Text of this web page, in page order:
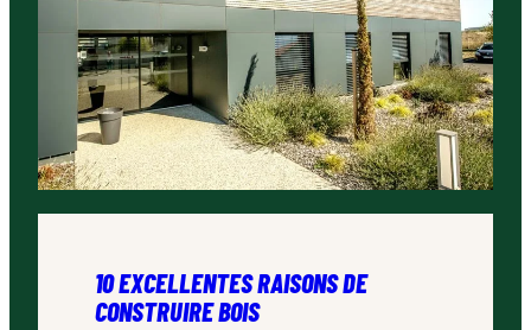
10 EXCELLENTES RAISONS DE
CONSTRUIRE BOIS